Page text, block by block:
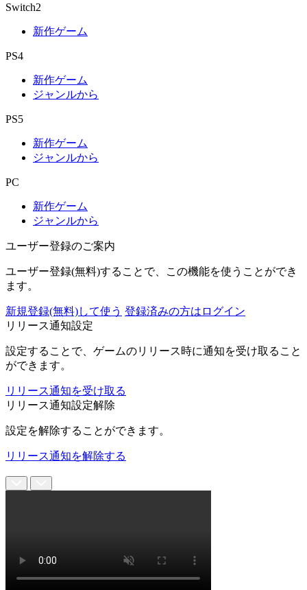
Switch2
新作ゲーム
PS4
新作ゲーム
ジャンルから
PS5
新作ゲーム
ジャンルから
PC
新作ゲーム
ジャンルから
ユーザー登録のご案内
ユーザー登録(無料)することで、この機能を使うことができ
ます。
新規登録(無料)して使う 登録済みの方はログイン
リリース通知設定
設定することで、ゲームのリリース時に通知を受け取ること
ができます。
リリース通知を受け取る
リリース通知設定解除
設定を解除することができます。
リリース通知を解除する